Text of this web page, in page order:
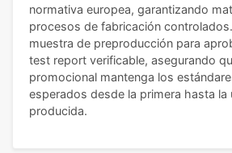
normativa europea, garantizando
procesos de fabricación
muestra de preproducción para
test report verificable, asegurando
promocional mantenga los
esperados desde la primera hasta la
producida.